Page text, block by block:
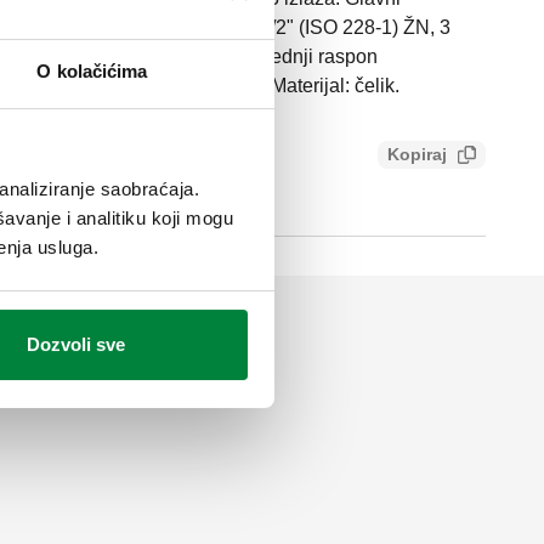
O kolačićima
saobraćaja.
i analitiku koji mogu
usluga.
Dozvoli sve
1) M. Odvodni priključak: G 1 1/2" (ISO 228-1) ŽN, 3
radni pritisak: 10 bar. Srednji raspon
rastojanje izlaza: 125 mm. Materijal: čelik.
Kopiraj